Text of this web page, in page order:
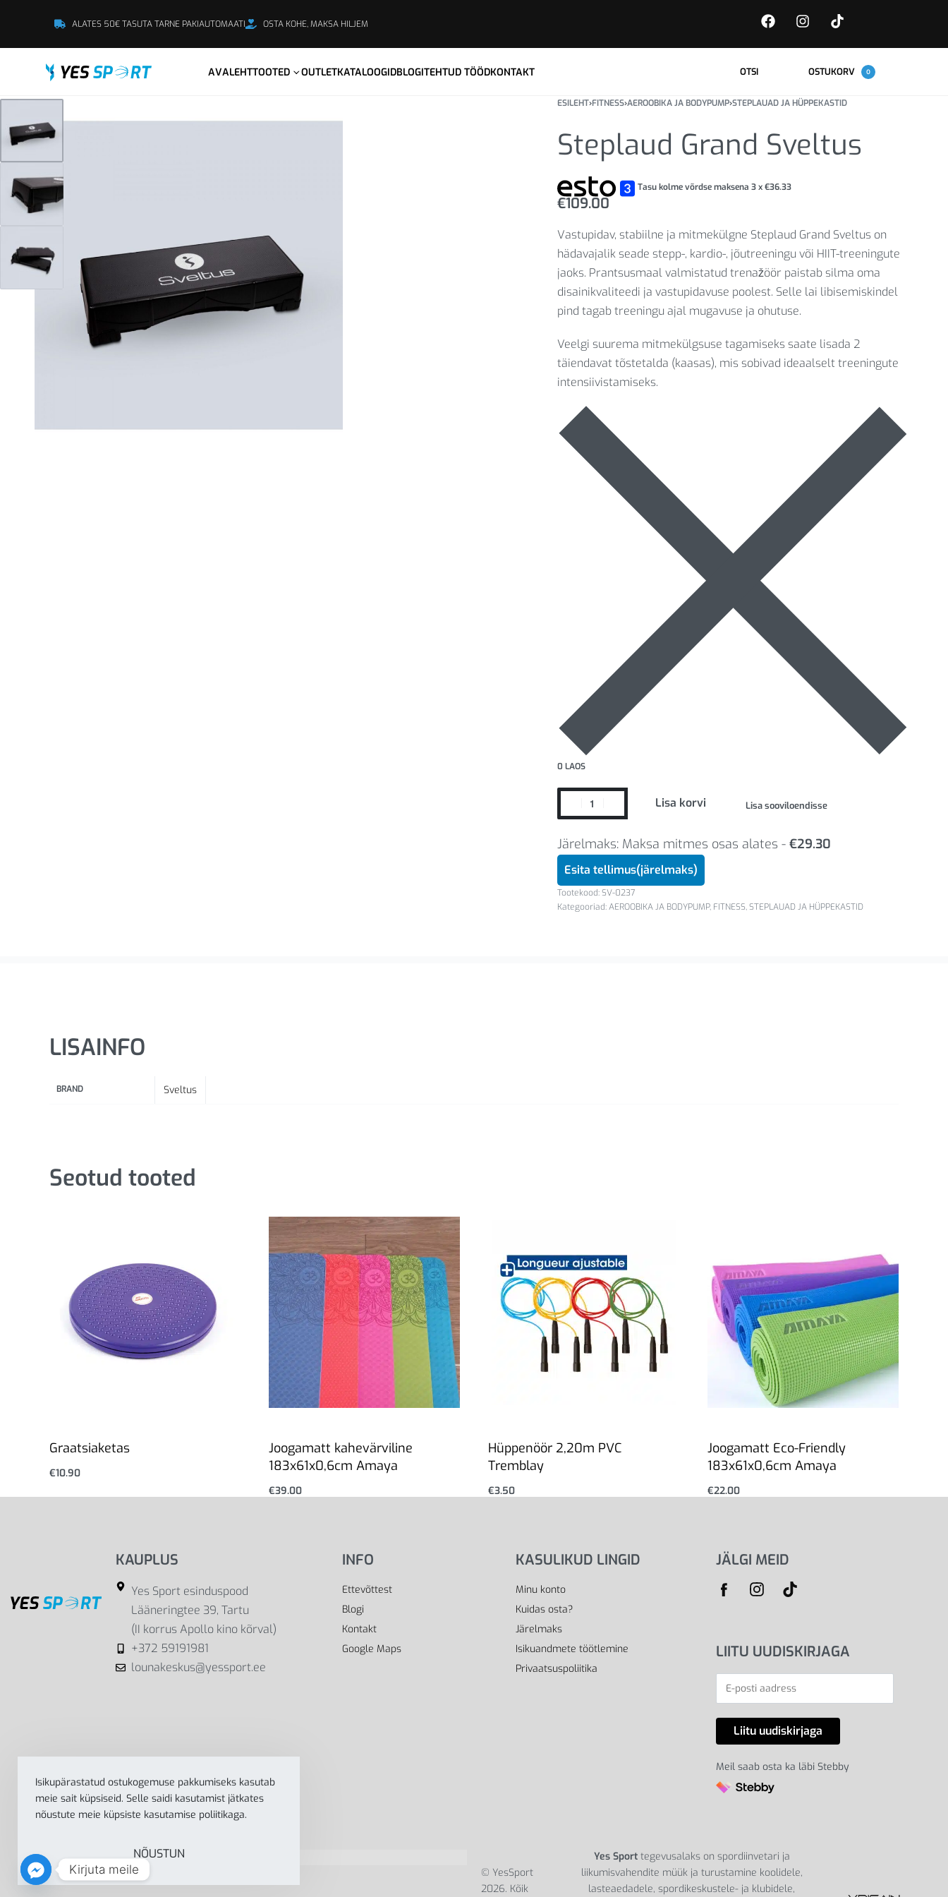
ALATES 50€ TASUTA TARNE PAKIAUTOMAATI OSTA KOHE, MAKSA HILJEM
AVALEHTTOOTED OUTLETKATALOOGIDBLOGITEHTUD TÖÖDKONTAKT OTSI OSTUKORV 0
ESILEHT›FITNESS›AEROOBIKA JA BODYPUMP›STEPLAUAD JA HÜPPEKASTID
Steplaud Grand Sveltus
Tasu kolme võrdse maksena 3 x€36.33
€109.00
Vastupidav, stabiilne ja mitmekülgne Steplaud Grand Sveltus on
hädavajalik seade stepp-, kardio-, jõutreeningu või HIIT-treeningute
jaoks. Prantsusmaal valmistatud trenažöör paistab silma oma
disainikvaliteedi ja vastupidavuse poolest. Selle lai libisemiskindel
pind tagab treeningu ajal mugavuse ja ohutuse.
Veelgi suurema mitmekülgsuse tagamiseks saate lisada 2
täiendavat tõstetalda (kaasas), mis sobivad ideaalselt treeningute
intensiivistamiseks.
0 LAOS
Lisa korvi Lisa sooviloendisse
Järelmaks: Maksa mitmes osas alates - €29.30
Esita tellimus(järelmaks)
SV-0237
Kategooriad:AEROOBIKA JA BODYPUMP, FITNESS,STEPLAUAD JA HÜPPEKASTID
LISAINFO
BRAND Sveltus
Seotud tooted
Graatsiaketas
€10.90
Joogamatt kahevärviline
183x61x0,6cm Amaya
€39.00
Hüppenöör 2,20m PVC
Tremblay
€3.50
Joogamatt Eco-Friendly
183x61x0,6cm Amaya
€22.00
KAUPLUS
Yes Sport esinduspood
Lääneringtee 39, Tartu
(II korrus Apollo kino kõrval)
+372 59191981
lounakeskus@yessport.ee
INFO
Ettevõttest
Blogi
Kontakt
Google Maps
KASULIKUD LINGID
Minu konto
Kuidas osta?
Järelmaks
Isikuandmete töötlemine
Privaatsuspoliitika
JÄLGI MEID
LIITU UUDISKIRJAGA
Meil saab osta ka läbi Stebby
© YesSport
2026. Kõik
Yes Sporttegevusalaks on spordiinvetari ja
liikumisvahendite müük ja turustamine koolidele,
lasteaedadele, spordikeskustele- ja klubidele,
Isikupärastatud ostukogemuse pakkumiseks kasutab
meie sait küpsiseid. Selle saidi kasutamist jätkates
nõustute meie küpsiste kasutamise poliitikaga.
NÕUSTUN
Kirjuta meile